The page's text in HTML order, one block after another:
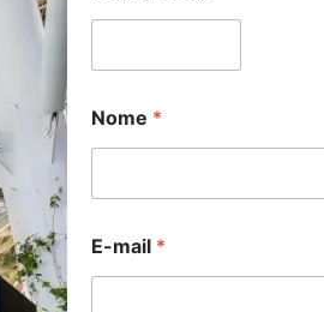
Nome *
E-mail *